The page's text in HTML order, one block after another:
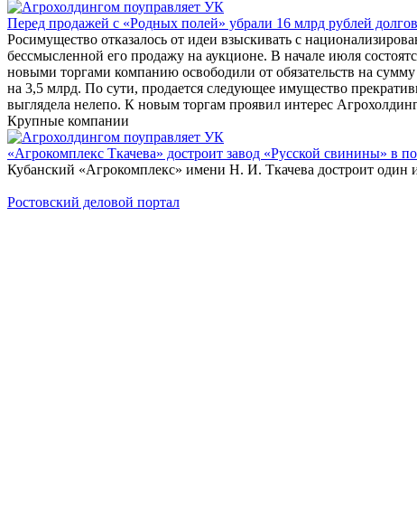
Перед продажей с «Родных полей» убрали 16 млрд рублей долгов
Росимущество отказалось от идеи взыскивать с
бессмысленной его продажу на аукционе. В начале июля
новыми торгами компанию освободили от обязательств на
на 3,5 млрд. По сути, продается следующее имущество
выглядела нелепо. К новым торгам проявил интерес
Крупные компании
«Агрокомплекс Ткачева» достроит завод «Русской свинины» в
Кубанский «Агрокомплекс» имени Н. И. Ткачева достроит один
Ростовский деловой портал